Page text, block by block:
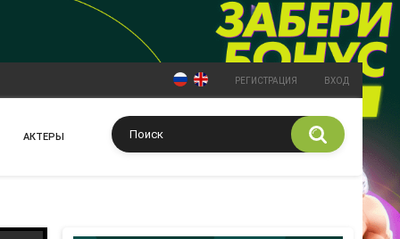
РЕГИСТРАЦИЯ ВХОД
АКТЕРЫ